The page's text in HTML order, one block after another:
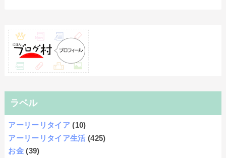
ラベル
アーリーリタイア (10)
アーリーリタイア生活 (425)
お金 (39)